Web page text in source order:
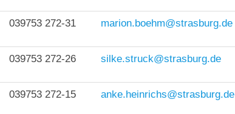
039753 272-31 marion.boehm@strasburg.de
039753 272-26 silke.struck@strasburg.de
039753 272-15 anke.heinrichs@strasburg.de